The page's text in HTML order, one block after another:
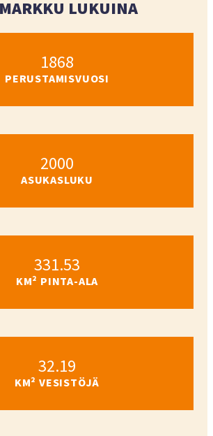
LUKUINA
1868
PERUSTAMISVUOSI
2000
ASUKASLUKU
331.53
KM² PINTA-ALA
32.19
KM² VESISTÖJÄ